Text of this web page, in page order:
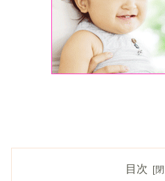
目次